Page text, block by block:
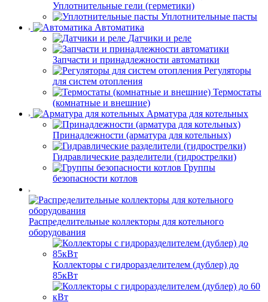
Уплотнительные гели (герметики)
Уплотнительные пасты
Автоматика
Датчики и реле
Запчасти и принадлежности автоматики
Регуляторы
для систем отопления
Термостаты
(комнатные и внешние)
Арматура для котельных
Принадлежности (арматура для котельных)
Гидравлические разделители (гидрострелки)
Группы
безопасности котлов
Распределительные коллекторы для котельного
оборудования
Коллекторы с гидроразделителем (дублер) до
85кВт